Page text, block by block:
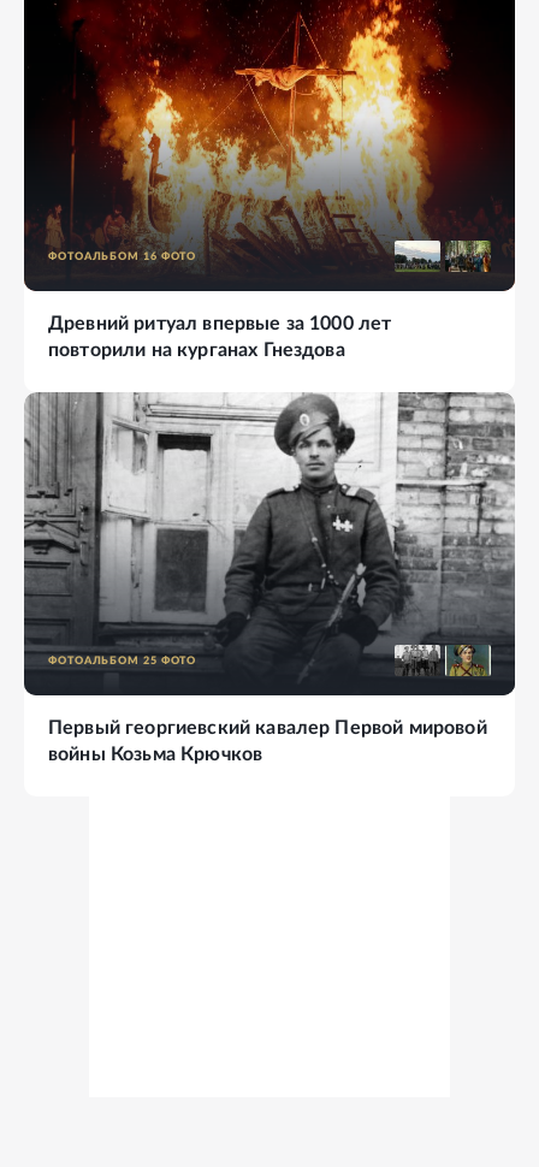
ФОТОАЛЬБОМ 16ФОТО
Древний ритуал впервые за 1000 лет
повторили на курганах Гнездова
ФОТОАЛЬБОМ 25 ФОТО
Первый георгиевский кавалер Первой мировой
войны Козьма Крючков